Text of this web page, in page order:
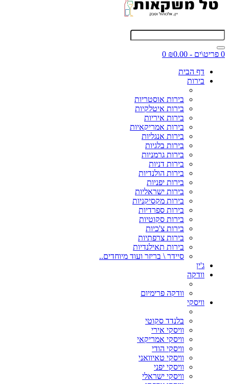
0 פריט\ים - ₪0.00
0
דף הבית
בירות
בירות אוסטריות
בירות איטלקיות
בירות איריות
בירות אמריקאיות
בירות אנגליות
בירות בלגיות
בירות גרמניות
בירות דניות
בירות הולנדיות
בירות יפניות
בירות ישראליות
בירות מקסיקניות
בירות ספרדיות
בירות סקוטיות
בירות צ'כיות
בירות צרפתיות
בירות תאילנדיות
סיידר \ בריזר ועוד מיוחדים..
ג'ין
וודקה
וודקה פרימיום
וויסקי
בלנדד סקוטי
וויסקי אירי
וויסקי אמריקאי
וויסקי הודי
וויסקי טאיוואני
וויסקי יפני
וויסקי ישראלי